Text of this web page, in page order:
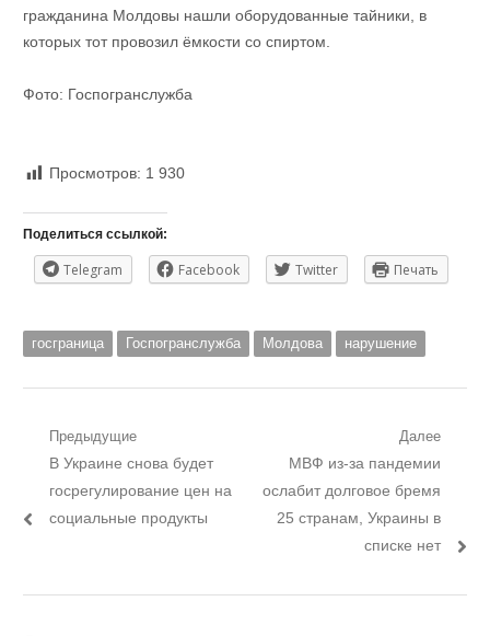
гражданина Молдовы нашли оборудованные тайники, в
которых тот провозил ёмкости со спиртом.
Фото: Госпогранслужба
Просмотров: 1 930
Поделиться ссылкой:
Telegram Facebook Twitter Печать
госграница Госпогранслужба Молдова нарушение
Навигация
записям
Предыдущие
Предыдущий
пост:
В Украине снова будет
госрегулирование цен на
социальные продукты
Далее
Следующий
пост:
МВФ из-за пандемии
ослабит долговое бремя
25 странам, Украины в
списке нет